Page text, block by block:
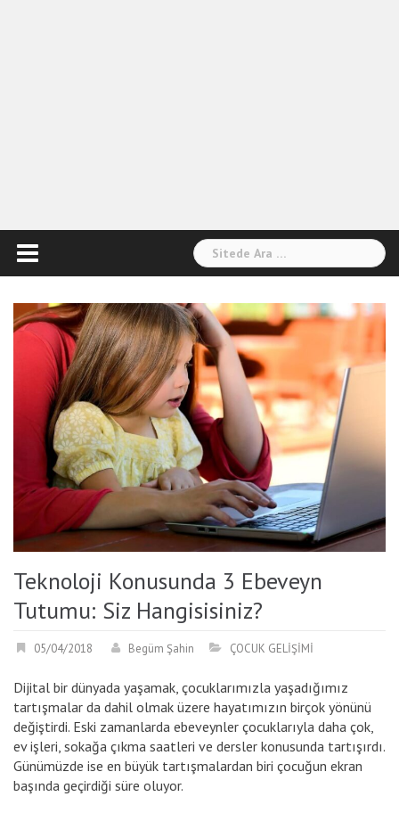
Arama:
Teknoloji Konusunda 3 Ebeveyn
Tutumu: Siz Hangisisiniz?
05/04/2018 Begüm Şahin ÇOCUK GELİŞİMİ
Dijital bir dünyada yaşamak, çocuklarımızla yaşadığımız
tartışmalar da dahil olmak üzere hayatımızın birçok yönünü
değiştirdi. Eski zamanlarda ebeveynler çocuklarıyla daha çok,
ev işleri, sokağa çıkma saatleri ve dersler konusunda tartışırdı.
Günümüzde ise en büyük tartışmalardan biri çocuğun ekran
başında geçirdiği süre oluyor.